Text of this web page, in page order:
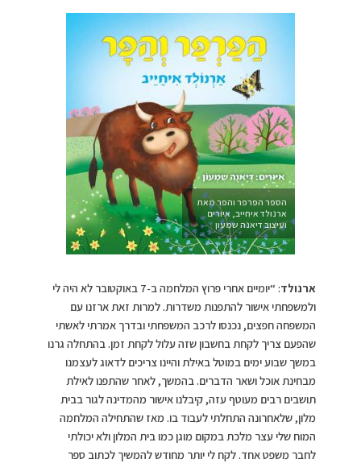
הספר הפרפר והפר מאת
ארנולד איחייב, איורים
ועיצוב דיאנה שמעון
ארנולד
: “יומיים אחרי פרוץ המלחמה ב-7 באוקטובר לא היה לי
ולמשפחתי אישור להתפנות משדרות. למרות זאת ארזנו עם
המשפחה חפצים, נכנסו לרכב המשפחתי ובדרך אמרתי לאשתי
שהפעם צריך לקחת בחשבון שזה עלול לקחת זמן. בהתחלה גרנו
במשך שבוע ימים במוטל באילת והיינו צריכים לדאוג לעצמנו
מבחינת אוכל ושאר הדברים. בהמשך, לאחר שהתפנו לאילת
תושבים רבים מעוטף עזה, קיבלנו אישור מהמדינה לגור בבית
מלון, שלאחרונה התחלתי לעבוד בו. מאז שהתחילה המלחמה
המוח שלי עצר מלכת במקום מוגן כמו בית המלון ולא יכולתי
לחבר משפט אחד. לקח לי יותר מחודש להמשיך לכתוב ספר